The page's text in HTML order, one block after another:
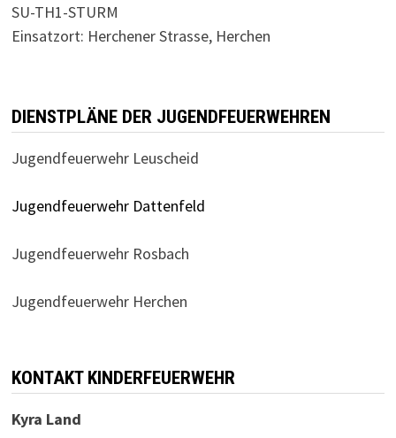
SU-TH1-STURM
Einsatzort: Herchener Strasse, Herchen
DIENSTPLÄNE DER JUGENDFEUERWEHREN
Jugendfeuerwehr Leuscheid
Jugendfeuerwehr Dattenfeld
Jugendfeuerwehr Rosbach
Jugendfeuerwehr Herchen
KONTAKT KINDERFEUERWEHR
Kyra Land